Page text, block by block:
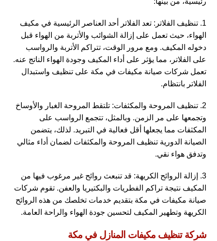
1. تنظيف الفلاتر: تعد الفلاتر أحد العناصر الرئيسية في مكيف
الهواء، حيث تعمل على إزالة الشوائب والأتربة من الهواء قبل
دخوله المكيف. ومع مرور الوقت، تتراكم الأتربة والرواسب
على الفلاتر، مما يؤثر على أداء المكيف وجودة الهواء الناتج عنه.
تعمل شركات صيانة مكيفات في مكة على تنظيف واستبدال
الفلاتر بانتظام.
2. تنظيف المروحة والمكثفات: تلتقط المروحة الغبار والأوساخ
وتجمعها على مر الزمن. وبالمثل، تتجمع الرواسب على
المكثفات مما يجعلها أقل فعالية في التبريد. لذلك، يتضمن
الصيانة الدورية تنظيف المروحة والمكثفات لضمان أداء مثالي
وتدفق هواء نقي.
3. إزالة الروائح الكريهة: قد تنبعث روائح غير مرغوب فيها من
المكيف نتيجة تراكم الفطريات والبكتيريا والعفن. تقوم شركات
صيانة مكيفات في مكة بتقديم خدمات تخلصك من هذه الروائح
الكريهة وتطهير المكيف لتحسين جودة الهواء والراحة العامة.
شركة تنظيف مكيفات المنازل في مكة